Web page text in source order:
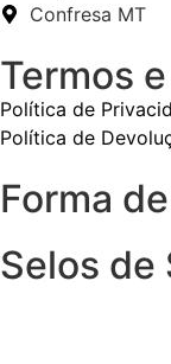
Confresa MT
Termos
Política de
Política de
Forma
Selos de